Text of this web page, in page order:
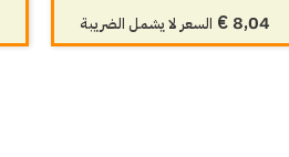
€8,04 السعر لا يشمل الضريبة